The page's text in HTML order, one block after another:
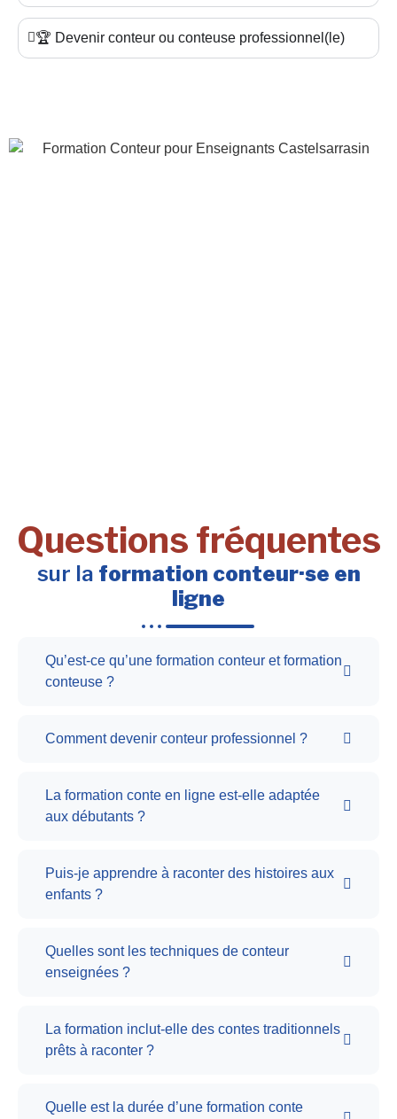
🏆 Devenir conteur ou conteuse professionnel(le)
Questions fréquentes
sur la formation conteur·se en
ligne
Qu’est-ce qu’une formation conteur et formation
conteuse ?
Comment devenir conteur professionnel ?
La formation conte en ligne est-elle adaptée
aux débutants ?
Puis-je apprendre à raconter des histoires aux
enfants ?
Quelles sont les techniques de conteur
enseignées ?
La formation inclut-elle des contes traditionnels
prêts à raconter ?
Quelle est la durée d’une formation conte